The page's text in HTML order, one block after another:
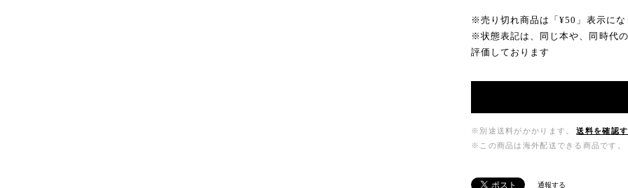
※売り切れ商品は「¥50」表示にな
※状態表記は、同じ本や、同時代
評価しております
※別途送料がかかります。
送料を確認す
※この商品は海外配送できる商品です。
通報する